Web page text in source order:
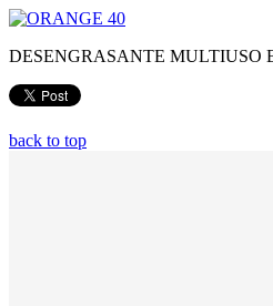
DESENGRASANTE MULTIUSO
back to top